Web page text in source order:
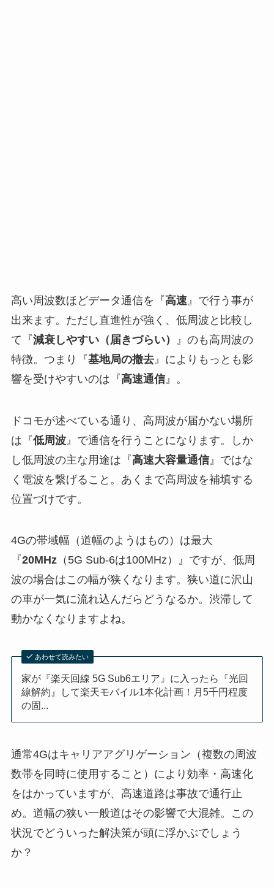
高い周波数ほどデータ通信を『高速 』で行う事が
出来ます。ただし直進性が強く、低周波と比較し
て『減衰しやすい（届きづらい）
』のも高周波の
特徴。つまり『基地局の撤去』によりもっとも影
響を受けやすいのは『高速通信』。
ドコモが述べている通り、高周波が届かない場所
は『低周波』で通信を行うことになります。しか
し低周波の主な用途は『高速大容量通信』ではな
く電波を繋げること。あくまで高周波を補填する
位置づけです。
4Gの帯域幅（道幅のようはもの）は最大
『20MHz（5G Sub-6は100MHz）』ですが、低周
波の場合はこの幅が狭くなります。狭い道に沢山
の車が一気に流れ込んだらどうなるか。渋滞して
動かなくなりますよね。
あわせて読みたい
家が『楽天回線 5G Sub6エリア』に入ったら『光回
線解約』して楽天モバイル1本化計画！月5千円程度
の固...
通常4Gはキャリアアグリゲーション（複数の周波
数帯を同時に使用すること）により効率・高速化
をはかっていますが、高速道路は事故で通行止
め。道幅の狭い一般道はその影響で大混雑。この
状況でどういった解決策が頭に浮かぶでしょう
か？